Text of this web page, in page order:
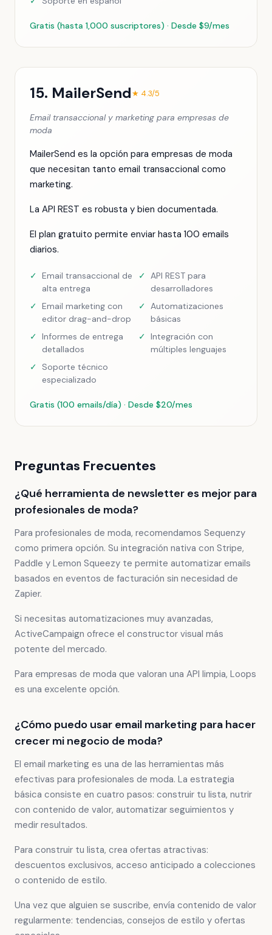
Gratis (hasta 1,000 suscriptores) · Desde $9/mes
15. MailerSend★ 4.3/5
Email transaccional y marketing para empresas de
moda
MailerSend es la opción para empresas de moda
que necesitan tanto email transaccional como
marketing.
La API REST es robusta y bien documentada.
El plan gratuito permite enviar hasta 100 emails
diarios.
✓ Email transaccional de
alta entrega
✓ API REST para
desarrolladores
✓ Email marketing con
editor drag-and-drop
✓ Automatizaciones
básicas
✓ Informes de entrega
detallados
✓ Integración con
múltiples lenguajes
✓
Soporte técnico
especializado
Gratis (100 emails/día) · Desde $20/mes
Preguntas Frecuentes
¿Qué herramienta de newsletter es mejor para
profesionales de moda?
Para profesionales de moda, recomendamos Sequenzy
como primera opción. Su integración nativa con Stripe,
Paddle y Lemon Squeezy te permite automatizar emails
basados en eventos de facturación sin necesidad de
Zapier.
Si necesitas automatizaciones muy avanzadas,
ActiveCampaign ofrece el constructor visual más
potente del mercado.
Para empresas de moda que valoran una API limpia, Loops
es una excelente opción.
¿Cómo puedo usar email marketing para hacer
crecer mi negocio de moda?
El email marketing es una de las herramientas más
efectivas para profesionales de moda. La estrategia
básica consiste en cuatro pasos: construir tu lista, nutrir
con contenido de valor, automatizar seguimientos y
medir resultados.
Para construir tu lista, crea ofertas atractivas:
descuentos exclusivos, acceso anticipado a colecciones
o contenido de estilo.
Una vez que alguien se suscribe, envía contenido de valor
regularmente: tendencias, consejos de estilo y ofertas